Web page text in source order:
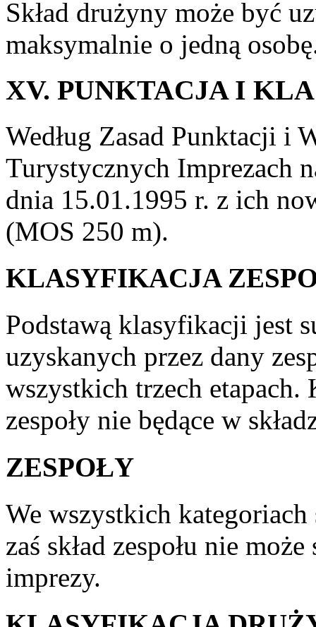
Skład drużyny może być
maksymalnie o jedną
XV. PUNKTACJA I
Według Zasad Punktacji i
Turystycznych Imprezach
dnia 15.01.1995 r. z ich
(MOS 250 m).
KLASYFIKACJA
Podstawą klasyfikacji jest
uzyskanych przez dany
wszystkich trzech
zespoły nie będące w
ZESPOŁY
We wszystkich kategoriach
zaś skład zespołu nie
imprezy.